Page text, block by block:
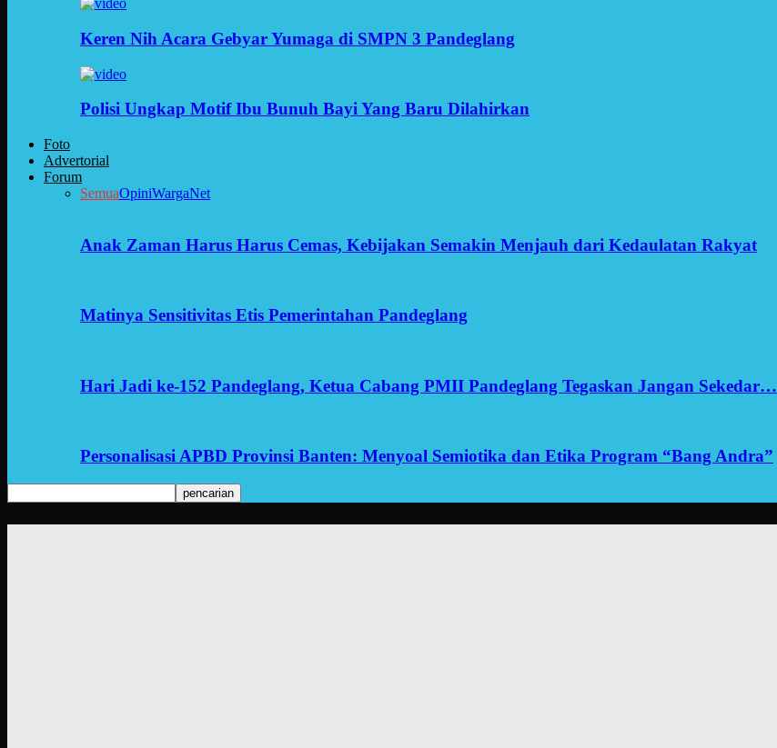
Keren Nih Acara Gebyar Yumaga di SMPN 3 Pandeglang
Polisi Ungkap Motif Ibu Bunuh Bayi Yang Baru Dilahirkan
Foto
Advertorial
Forum
SemuaOpiniWargaNet
Anak Zaman Harus Harus Cemas, Kebijakan Semakin Menjauh dari Kedaulatan Rakyat
Matinya Sensitivitas Etis Pemerintahan Pandeglang
Hari Jadi ke-152 Pandeglang, Ketua Cabang PMII Pandeglang Tegaskan Jangan Sekedar…
Personalisasi APBD Provinsi Banten: Menyoal Semiotika dan Etika Program “Bang Andra”